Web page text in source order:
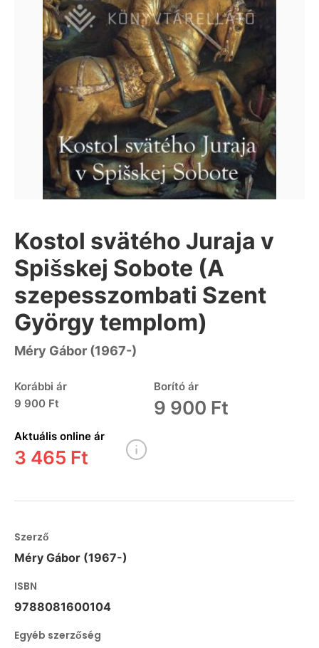
Kostol svätého Juraja v
Spišskej Sobote (A
szepesszombati Szent
György templom)
Méry Gábor (1967-)
Korábbi ár
9 900 Ft
Borító ár
9 900 Ft
Aktuális online ár
3 465 Ft
Szerző
Méry Gábor (1967-)
ISBN
9788081600104
Egyéb szerzőség